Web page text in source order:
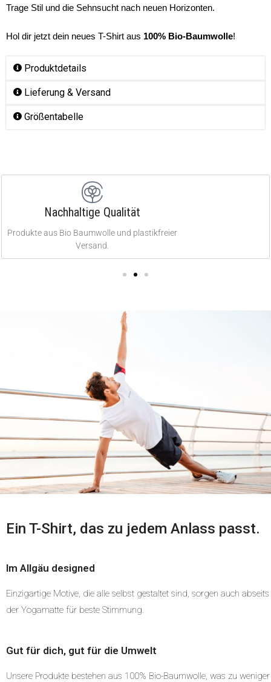
Trage Stil und die Sehnsucht nach neuen Horizonten.
Hol dir jetzt dein neues T-Shirt aus 100% Bio-Baumwolle!
Produktdetails
Lieferung & Versand
Größentabelle
Nachhaltige Qualität
Produkte aus Bio Baumwolle und plastikfreier
Versand.
Ein T-Shirt, das zu jedem Anlass passt.
Im Allgäu designed
Einzigartige Motive, die alle selbst gestaltet sind, sorgen auch abseits
der Yogamatte für beste Stimmung.
Gut für dich, gut für die Umwelt
Unsere Produkte bestehen aus 100% Bio-Baumwolle, was zu weniger